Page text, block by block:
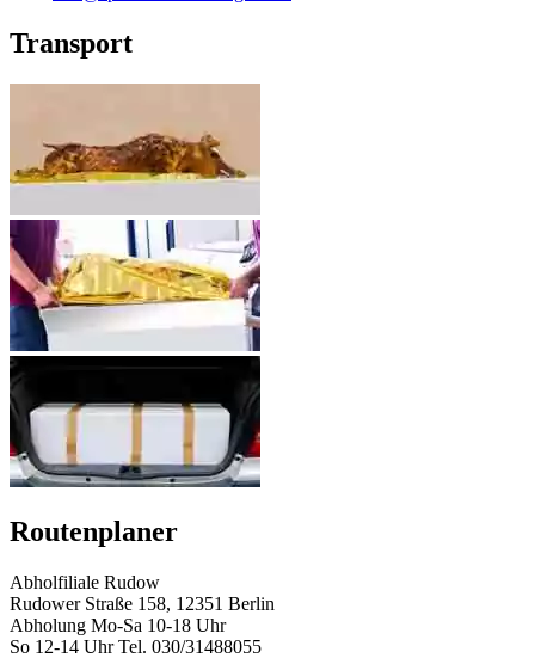
Transport
Routenplaner
Abholfiliale Rudow
Rudower Straße 158, 12351 Berlin
Abholung Mo-Sa 10-18 Uhr
So 12-14 Uhr Tel. 030/31488055